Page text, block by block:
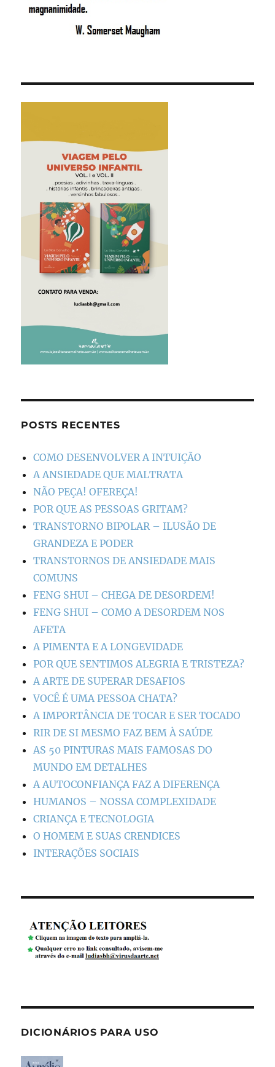
POSTS RECENTES
COMO DESENVOLVER A INTUIÇÃO
A ANSIEDADE QUE MALTRATA
NÃO PEÇA! OFEREÇA!
POR QUE AS PESSOAS GRITAM?
TRANSTORNO BIPOLAR – ILUSÃO DE
GRANDEZA E PODER
TRANSTORNOS DE ANSIEDADE MAIS
COMUNS
FENG SHUI – CHEGA DE DESORDEM!
FENG SHUI – COMO A DESORDEM NOS
AFETA
A PIMENTA E A LONGEVIDADE
POR QUE SENTIMOS ALEGRIA E TRISTEZA?
A ARTE DE SUPERAR DESAFIOS
VOCÊ É UMA PESSOA CHATA?
A IMPORTÂNCIA DE TOCAR E SER TOCADO
RIR DE SI MESMO FAZ BEM À SAÚDE
AS 50 PINTURAS MAIS FAMOSAS DO
MUNDO EM DETALHES
A AUTOCONFIANÇA FAZ A DIFERENÇA
HUMANOS – NOSSA COMPLEXIDADE
CRIANÇA E TECNOLOGIA
O HOMEM E SUAS CRENDICES
INTERAÇÕES SOCIAIS
DICIONÁRIOS PARA USO